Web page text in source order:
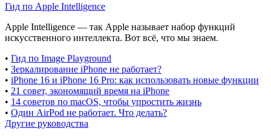
Гид по Apple Intelligence
Apple Intelligence — так Apple называет набор функций
искусственного интеллекта. Вот всё, что мы знаем.
• Гид по Image Playground
• Зеркалирование iPhone не работает?
• iPhone 16 и iPhone 16 Pro: как использовать новые функции
• 21 совет, экономящий время на iPhone
• 14 советов по macOS, чтобы упростить жизнь
• Один AirPod не работает. Что делать?
Другие руководства